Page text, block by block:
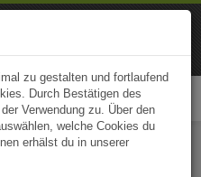
zu gestalten und fortlaufend
Durch Bestätigen des
Verwendung zu. Über den
welche Cookies du
erhälst du in unserer